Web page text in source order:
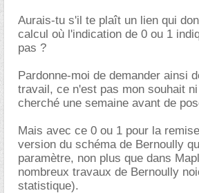
Aurais-tu s'il te plaît un lien qui
calcul où l'indication de 0 ou 1
pas ?
Pardonne-moi de demander ainsi
travail, ce n'est pas mon souhait
cherché une semaine avant de
Mais avec ce 0 ou 1 pour la
version du schéma de Bernoully
paramètre, non plus que dans
nombreux travaux de Bernoully
statistique).